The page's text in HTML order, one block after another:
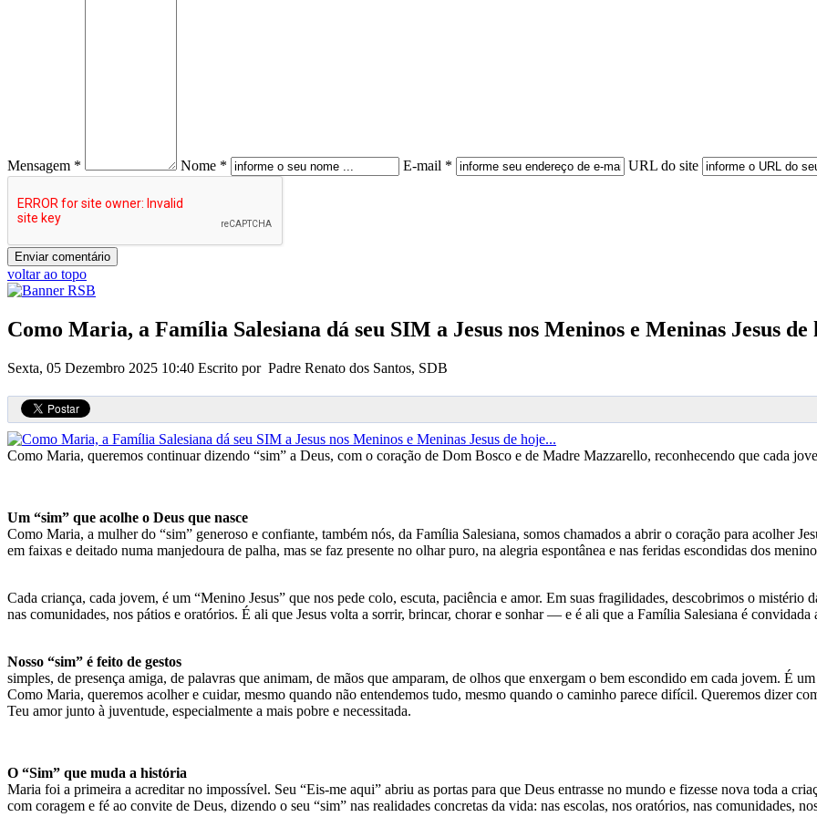
Mensagem * Nome * E-mail * URL do site
voltar ao topo
Como Maria, a Família Salesiana dá seu SIM a Jesus nos Meninos e Meninas Jesus de
Sexta, 05 Dezembro 2025 10:40 Escrito por Padre Renato dos Santos, SDB
Como Maria, queremos continuar dizendo “sim” a Deus, com o coração de Dom Bosco e de Madre Mazzarello, reconhecendo que cada
Um “sim” que acolhe o Deus que nasce
Como Maria, a mulher do “sim” generoso e confiante, também nós, da Família Salesiana, somos chamados a abrir o coração para acolher
em faixas e deitado numa manjedoura de palha, mas se faz presente no olhar puro, na alegria espontânea e nas feridas escondidas dos
Cada criança, cada jovem, é um “Menino Jesus” que nos pede colo, escuta, paciência e amor. Em suas fragilidades, descobrimos o mistério
nas comunidades, nos pátios e oratórios. É ali que Jesus volta a sorrir, brincar, chorar e sonhar — e é ali que a Família Salesiana é convidada
Nosso “sim” é feito de gestos
simples, de presença amiga, de palavras que animam, de mãos que amparam, de olhos que enxergam o bem escondido em cada jovem. É
Como Maria, queremos acolher e cuidar, mesmo quando não entendemos tudo, mesmo quando o caminho parece difícil. Queremos dizer
Teu amor junto à juventude, especialmente a mais pobre e necessitada.
O “Sim” que muda a história
Maria foi a primeira a acreditar no impossível. Seu “Eis-me aqui” abriu as portas para que Deus entrasse no mundo e fizesse nova toda a
com coragem e fé ao convite de Deus, dizendo o seu “sim” nas realidades concretas da vida: nas escolas, nos oratórios, nas comunidades,